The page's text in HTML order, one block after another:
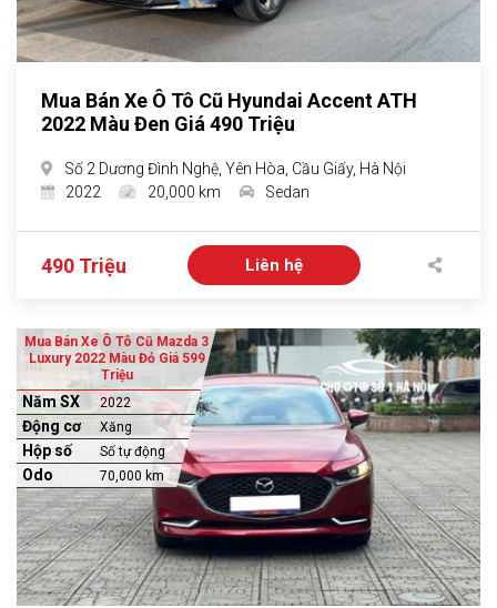
Mua Bán Xe Ô Tô Cũ Hyundai Accent ATH
2022 Màu Đen Giá 490 Triệu
Số 2 Dương Đình Nghệ, Yên Hòa, Cầu Giấy, Hà Nội
2022
20,000 km Sedan
490 Triệu Liên hệ
Mua Bán Xe Ô Tô Cũ Mazda 3
Luxury 2022 Màu Đỏ Giá 599
Triệu
Năm SX 2022
Động cơ Xăng
Hộp số Số tự động
Odo 70,000 km